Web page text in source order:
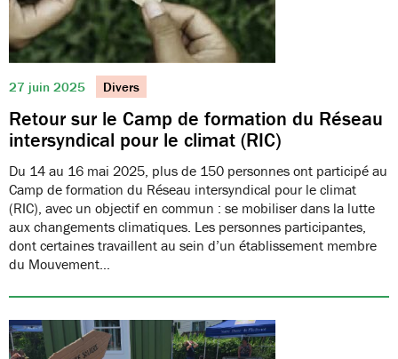
27 juin 2025 Divers
Retour sur le Camp de formation du Réseau
intersyndical pour le climat (RIC)
Du 14 au 16 mai 2025, plus de 150 personnes ont participé au
Camp de formation du Réseau intersyndical pour le climat
(RIC), avec un objectif en commun : se mobiliser dans la lutte
aux changements climatiques. Les personnes participantes,
dont certaines travaillent au sein d’un établissement membre
du Mouvement…